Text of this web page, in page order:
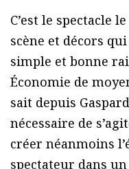
C’est le spectacle
scène et décors
simple et bonne
Économie de
sait depuis
nécessaire de
créer néanmoins
spectateur dans